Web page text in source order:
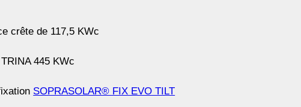
crête de 117,5 KWc
445 KWc
SOPRASOLAR® FIX EVO TILT